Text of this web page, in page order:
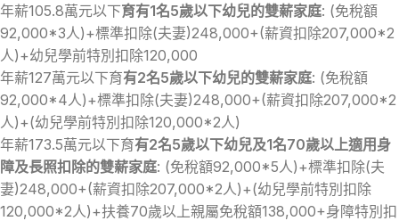
年薪105.8萬元以下育有1名5歲以下幼兒的雙薪家庭: (免稅額
92,000*3人)+標準扣除(夫妻)248,000+(薪資扣除207,000*2
人)+幼兒學前特別扣除120,000
年薪127萬元以下育有2名5歲以下幼兒的雙薪家庭: (免稅額
92,000*4人)+標準扣除(夫妻)248,000+(薪資扣除207,000*2
人)+(幼兒學前特別扣除120,000*2人)
年薪173.5萬元以下育有2名5歲以下幼兒及1名70歲以上適用身
障及長照扣除的雙薪家庭: (免稅額92,000*5人)+標準扣除(夫
妻)248,000+(薪資扣除207,000*2人)+(幼兒學前特別扣除
120,000*2人)+扶養70歲以上親屬免稅額138,000+身障特別扣